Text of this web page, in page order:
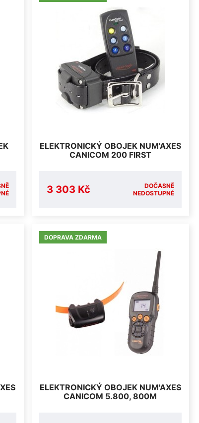
ELEKTRONICKÝ OBOJEK NUM'AXES
CANICOM 200 FIRST
3 303 Kč
DOČASNĚ
NEDOSTUPNÉ
DOPRAVA ZDARMA
ELEKTRONICKÝ OBOJEK NUM'AXES
CANICOM 5.800, 800M